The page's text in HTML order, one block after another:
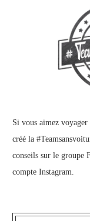
Si vous aimez
créé la
conseils sur le groupe
compte Instagram.